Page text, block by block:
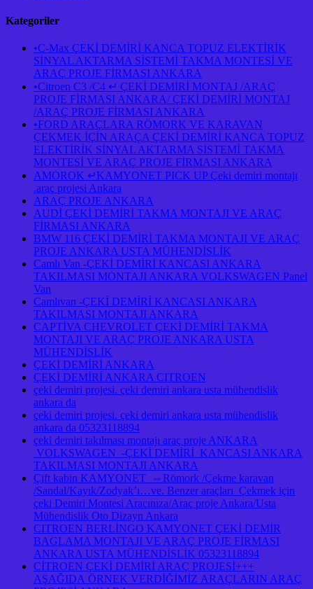
Kategoriler
•C-Max ÇEKİ DEMİRİ KANCA TOPUZ ELEKTİRİK
SİNYAL AKTARMA SİSTEMİ TAKMA MONTESİ VE
ARAÇ PROJE FİRMASI ANKARA
•Citroen C3 /C4 ↵ ÇEKİ DEMİRİ MONTAJ /ARAÇ
PROJE FİRMASI ANKARA/ ÇEKİ DEMİRİ MONTAJ
/ARAÇ PROJE FİRMASI ANKARA
•FORD ARAÇLARA RÖMORK VE KARAVAN
ÇEKMEK İÇİN ARAÇA ÇEKİ DEMİRİ KANCA TOPUZ
ELEKTİRİK SİNYAL AKTARMA SİSTEMİ TAKMA
MONTESİ VE ARAÇ PROJE FİRMASI ANKARA
AMOROK ↵KAMYONET PICK UP Çeki demiri montajı
.araç projesi Ankara
ARAÇ PROJE ANKARA
AUDİ ÇEKİ DEMİRİ TAKMA MONTAJI VE ARAÇ
FİRMASI ANKARA
BMW 116 ÇEKİ DEMİRİ TAKMA MONTAJI VE ARAÇ
PROJE ANKARA USTA MÜHENDİSLİK
Camlı Van -ÇEKİ DEMİRİ KANCASI ANKARA
TAKILMASI MONTAJI ANKARA VOLKSWAGEN Panel
Van
Camlıvan -ÇEKİ DEMİRİ KANCASI ANKARA
TAKILMASI MONTAJI ANKARA
CAPTİVA CHEVROLET ÇEKİ DEMİRİ TAKMA
MONTAJI VE ARAÇ PROJE ANKARA USTA
MÜHENDİSLİK
ÇEKİ DEMİRİ ANKARA
ÇEKİ DEMİRİ ANKARA CITROEN
çeki demiri projesi. çeki demiri ankara usta mühendislik
ankara da
çeki demiri projesi. çeki demiri ankara usta mühendislik
ankara da 05323118894
çeki demiri takılması montajı araç proje ANKARA
VOLKSWAGEN -ÇEKİ DEMİRİ KANCASI ANKARA
TAKILMASI MONTAJI ANKARA
Çift kabin KAMYONET ⇔Römork /Çekme karavan
/Sandal/Kayık/Zodyak’ı…ve. Benzer araçları Çekmek için
çeki Demiri Montesi Aracınıza/Araç proje Ankara/Usta
Mühendislik Oto Dizayn Ankara
CITROEN BERLİNGO KAMYONET ÇEKİ DEMİR
BAGLAMA MONTAJI VE ARAÇ PROJE FİRMASI
ANKARA USTA MÜHENDİSLİK 05323118894
CİTROEN ÇEKİ DEMİRİ ARAÇ PROJESİ+++
AŞAĞIDA ÖRNEK VERDİĞİMİZ ARAÇLARIN ARAÇ